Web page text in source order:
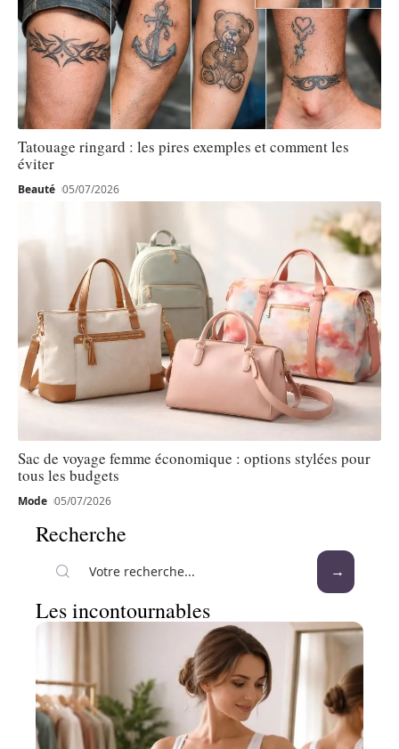
Tatouage ringard : les pires exemples et comment les
éviter
Beauté 05/07/2026
Sac de voyage femme économique : options stylées pour
tous les budgets
Mode 05/07/2026
Recherche
Les incontournables